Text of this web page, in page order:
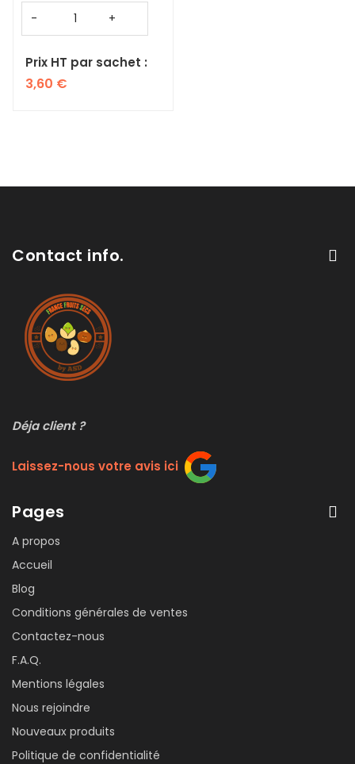
Prix HT par sachet :
3,60 €
Contact info.
Déja client ?
Laissez-nous votre avis ici
Pages
A propos
Accueil
Blog
Conditions générales de ventes
Contactez-nous
F.A.Q.
Mentions légales
Nous rejoindre
Nouveaux produits
Politique de confidentialité